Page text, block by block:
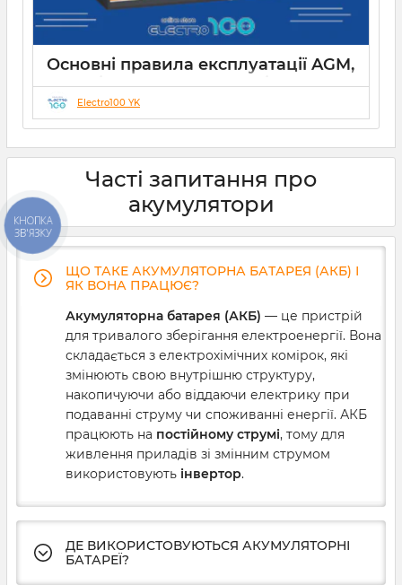
Основні правила експлуатації AGM,
GEL, LiFePO4 акумуляторів
21 12 2024
Electro100 YK
Часті запитання про
акумулятори
ЩО ТАКЕ АКУМУЛЯТОРНА БАТАРЕЯ (АКБ) І
ЯК ВОНА ПРАЦЮЄ?
Акумуляторна батарея (АКБ) — це пристрій
для тривалого зберігання електроенергії. Вона
складається з електрохімічних комірок, які
змінюють свою внутрішню структуру,
накопичуючи або віддаючи електрику при
подаванні струму чи споживанні енергії. АКБ
працюють на постійному струмі, тому для
живлення приладів зі змінним струмом
використовують інвертор.
ДЕ ВИКОРИСТОВУЮТЬСЯ АКУМУЛЯТОРНІ
БАТАРЕЇ?
КНОПКА
ЗВ'ЯЗКУ